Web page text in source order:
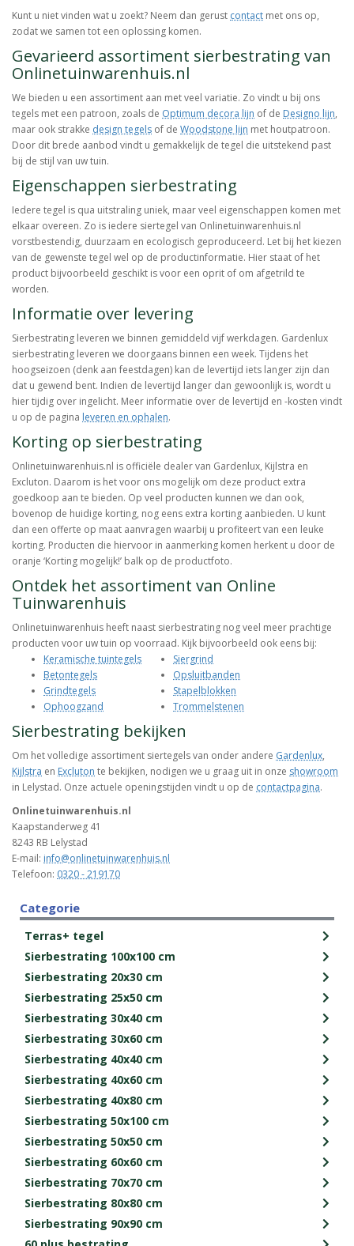
Categorie
Terras+ tegel
Sierbestrating 100x100 cm
Sierbestrating 20x30 cm
Sierbestrating 25x50 cm
Sierbestrating 30x40 cm
Sierbestrating 30x60 cm
Sierbestrating 40x40 cm
Sierbestrating 40x60 cm
Sierbestrating 40x80 cm
Sierbestrating 50x100 cm
Sierbestrating 50x50 cm
Sierbestrating 60x60 cm
Sierbestrating 70x70 cm
Sierbestrating 80x80 cm
Sierbestrating 90x90 cm
Kunt u niet vinden wat u zoekt? Neem dan gerust contact met ons op,
zodat we samen tot een oplossing komen.
Gevarieerd assortiment sierbestrating van
Onlinetuinwarenhuis.nl
We bieden u een assortiment aan met veel variatie. Zo vindt u bij ons
tegels met een patroon, zoals de Optimum decora lijn of de Designo lijn,
maar ook strakke design tegels of de Woodstone lijn met houtpatroon.
Door dit brede aanbod vindt u gemakkelijk de tegel die uitstekend past
bij de stijl van uw tuin.
Eigenschappen sierbestrating
Iedere tegel is qua uitstraling uniek, maar veel eigenschappen komen met
elkaar overeen. Zo is iedere siertegel van Onlinetuinwarenhuis.nl
vorstbestendig, duurzaam en ecologisch geproduceerd. Let bij het kiezen
van de gewenste tegel wel op de productinformatie. Hier staat of het
product bijvoorbeeld geschikt is voor een oprit of om afgetrild te
worden.
Informatie over levering
Sierbestrating leveren we binnen gemiddeld vijf werkdagen. Gardenlux
sierbestrating leveren we doorgaans binnen een week. Tijdens het
hoogseizoen (denk aan feestdagen) kan de levertijd iets langer zijn dan
dat u gewend bent. Indien de levertijd langer dan gewoonlijk is, wordt u
hier tijdig over ingelicht. Meer informatie over de levertijd en -kosten vindt
u op de pagina leveren en ophalen.
Korting op sierbestrating
Onlinetuinwarenhuis.nl is officiële dealer van Gardenlux, Kijlstra en
Excluton. Daarom is het voor ons mogelijk om deze product extra
goedkoop aan te bieden. Op veel producten kunnen we dan ook,
bovenop de huidige korting, nog eens extra korting aanbieden. U kunt
dan een offerte op maat aanvragen waarbij u profiteert van een leuke
korting. Producten die hiervoor in aanmerking komen herkent u door de
oranje ‘Korting mogelijk!’ balk op de productfoto.
Ontdek het assortiment van Online
Tuinwarenhuis
Onlinetuinwarenhuis heeft naast sierbestrating nog veel meer prachtige
producten voor uw tuin op voorraad. Kijk bijvoorbeeld ook eens bij:
Keramische tuintegels
Betontegels
Grindtegels
Ophoogzand
Siergrind
Opsluitbanden
Stapelblokken
Trommelstenen
Sierbestrating bekijken
Om het volledige assortiment siertegels van onder andere Gardenlux,
Kijlstra en Excluton te bekijken, nodigen we u graag uit in onze showroom
in Lelystad. Onze actuele openingstijden vindt u op de contactpagina.
Onlinetuinwarenhuis.nl
Kaapstanderweg 41
8243 RB Lelystad
E-mail: info@onlinetuinwarenhuis.nl
Telefoon: 0320 - 219170